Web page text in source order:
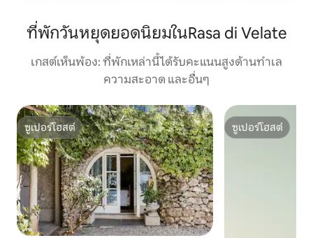
ที่พักวันหยุดยอดนิยมในRasa di Velate
เกสต์เห็นพ้อง: ที่พักเหล่านี้ได้รับคะแนนสูงด้านทำเล
ความสะอาด และอื่นๆ
ซูเปอร์โฮสต์
ซูเปอร์โฮสต์
ซูเปอร์โฮสต์
ซูเปอร์โฮสต์